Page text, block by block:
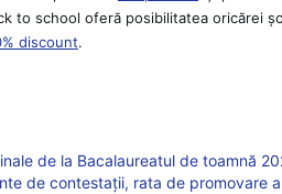
to school oferă posibilitatea oricărei
discount.
de la Bacalaureatul de toamnă
de contestații, rata de promovare